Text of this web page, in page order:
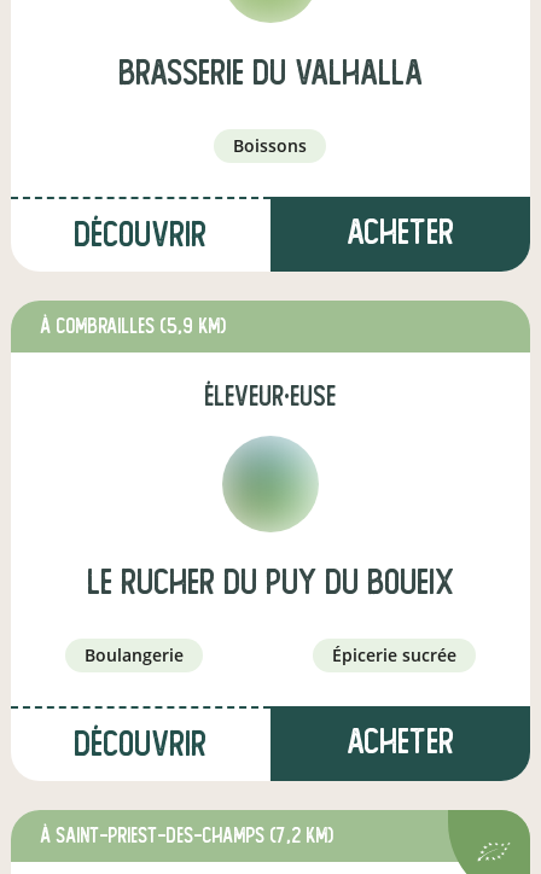
brasserie du valhalla
boissons
Découvrir Acheter
à Combrailles (5,9 km)
éleveur·euse
Le Rucher du Puy du Boueix
boulangerie épicerie sucrée
Découvrir Acheter
à Saint-Priest-des-Champs (7,2 km)